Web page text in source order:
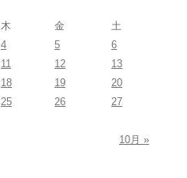
木 金 土
10月 »
4 5
6
11 12
13
18 19
20
25 26
27